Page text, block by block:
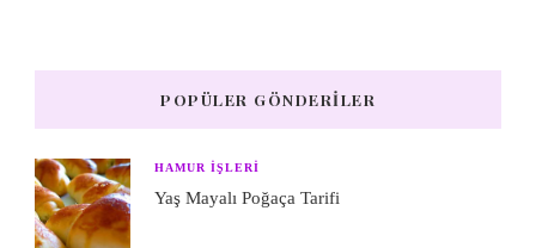
POPÜLER GÖNDERILER
HAMUR IŞLERI
Yaş Mayalı Poğaça Tarifi